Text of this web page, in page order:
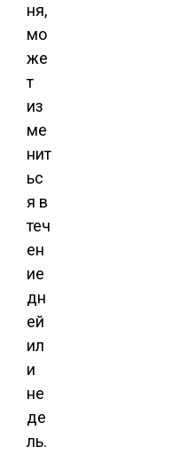
ня,
мо
же
т
из
ме
нит
ьс
я в
теч
ен
ие
дн
ей
ил
и
не
де
ль.